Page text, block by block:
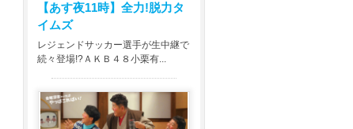
【あす夜11時】 全力!脱力タ
イムズ
レジェンドサッカー選手が生中継で
続々登場!?ＡＫＢ４８小栗有...